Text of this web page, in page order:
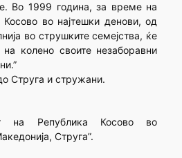
Во 1999 година, за време на
Косово во најтешки денови, од
во струшките семејства, ќе
колено своите незаборавни
Струга и стружани.
на Република Косово во
Струга”.